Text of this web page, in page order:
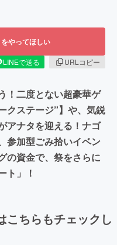
やってほしい
LINEで送る
URLコピー
！二度とない超豪華ゲ
クステージ”】や、気鋭
アナタを迎える！ナゴ
参加型ごみ拾いイベン
の資金で、祭をさらに
ト」！
こちらもチェックし